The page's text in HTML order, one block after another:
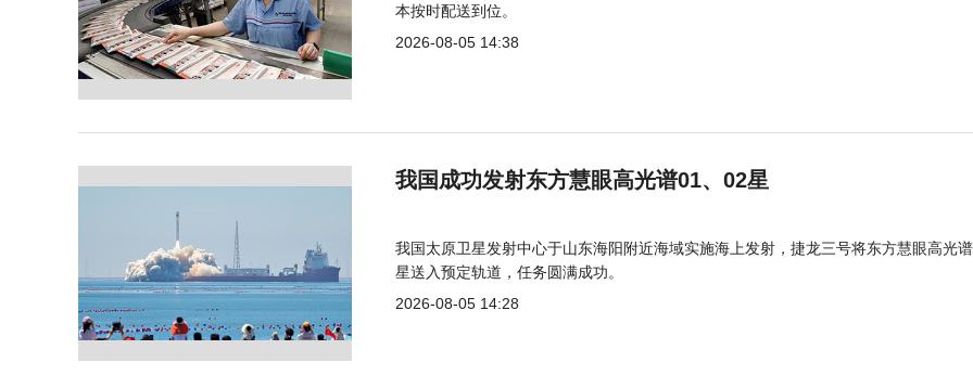
本按时配送到位。
2026-08-05 14:38
我国成功发射东方慧眼高光谱01、02星
我国太原卫星发射中心于山东海阳附近海域实施海上发射，捷龙三号将东方慧眼高光
星送入预定轨道，任务圆满成功。
2026-08-05 14:28